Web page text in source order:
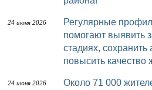
24 июня 2026
Регулярные профилактические осмотры
помогают выявить
стадиях, сохранить
повысить качество
24 июня 2026
Около 71 000 жителей Коми выбрали